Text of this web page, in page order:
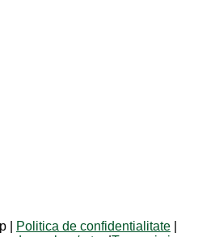
| Politica de confidentialitate